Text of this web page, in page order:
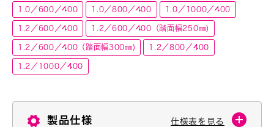
1.0／600／400 1.0／800／400 1.0／1000／400
1.2／600／400 1.2／600／400（踏面幅250㎜)
1.2／600／400（踏面幅300㎜) 1.2／800／400
1.2／1000／400
製品仕様 仕様表を見る